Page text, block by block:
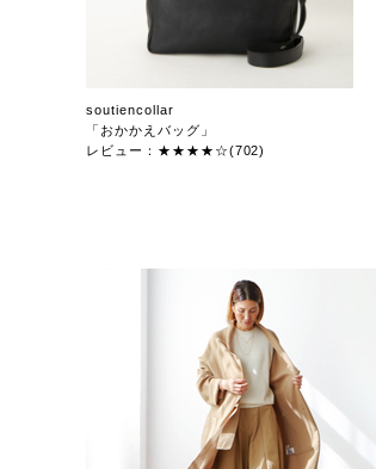
soutiencollar
「おかかえバッグ」
レビュー：★★★★☆(702)